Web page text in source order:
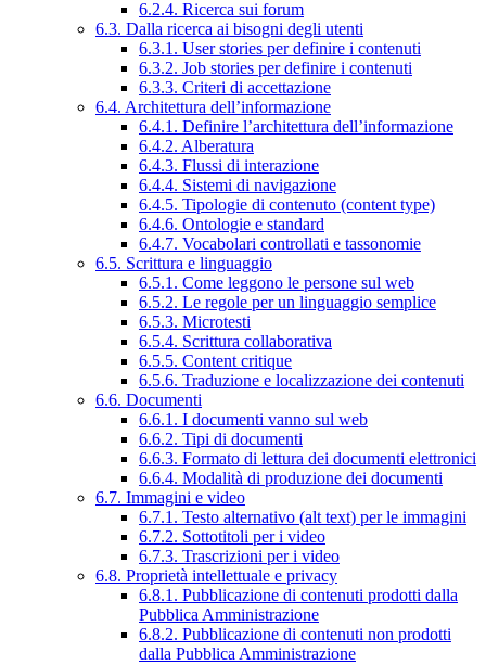
6.2.4. Ricerca sui forum
6.3. Dalla ricerca ai bisogni degli utenti
6.3.1. User stories per definire i contenuti
6.3.2. Job stories per definire i contenuti
6.3.3. Criteri di accettazione
6.4. Architettura dell’informazione
6.4.1. Definire l’architettura dell’informazione
6.4.2. Alberatura
6.4.3. Flussi di interazione
6.4.4. Sistemi di navigazione
6.4.5. Tipologie di contenuto (content type)
6.4.6. Ontologie e standard
6.4.7. Vocabolari controllati e tassonomie
6.5. Scrittura e linguaggio
6.5.1. Come leggono le persone sul web
6.5.2. Le regole per un linguaggio semplice
6.5.3. Microtesti
6.5.4. Scrittura collaborativa
6.5.5. Content critique
6.5.6. Traduzione e localizzazione dei contenuti
6.6. Documenti
6.6.1. I documenti vanno sul web
6.6.2. Tipi di documenti
6.6.3. Formato di lettura dei documenti elettronici
6.6.4. Modalità di produzione dei documenti
6.7. Immagini e video
6.7.1. Testo alternativo (alt text) per le immagini
6.7.2. Sottotitoli per i video
6.7.3. Trascrizioni per i video
6.8. Proprietà intellettuale e privacy
6.8.1. Pubblicazione di contenuti prodotti dalla
Pubblica Amministrazione
6.8.2. Pubblicazione di contenuti non prodotti
dalla Pubblica Amministrazione